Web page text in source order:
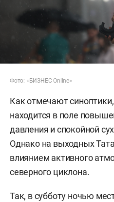
Фото: «БИЗНЕС Online»
Как отмечают
находится в поле
давления и спокойной
Однако на выходных
влиянием активного
северного циклона.
Так, в субботу ночью